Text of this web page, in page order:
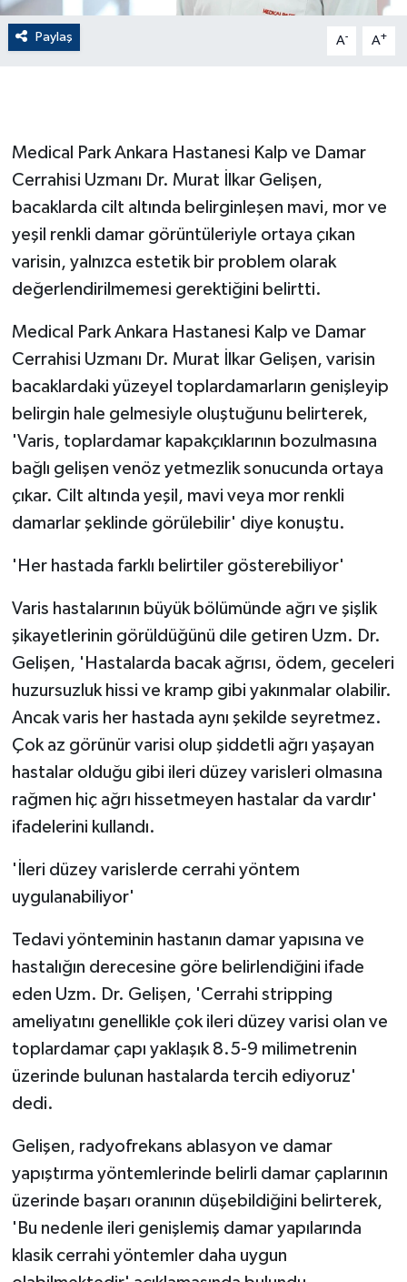
Paylaş A- A+
Medical Park Ankara Hastanesi Kalp ve Damar
Cerrahisi Uzmanı Dr. Murat İlkar Gelişen,
bacaklarda cilt altında belirginleşen mavi, mor ve
yeşil renkli damar görüntüleriyle ortaya çıkan
varisin, yalnızca estetik bir problem olarak
değerlendirilmemesi gerektiğini belirtti.
Medical Park Ankara Hastanesi Kalp ve Damar
Cerrahisi Uzmanı Dr. Murat İlkar Gelişen, varisin
bacaklardaki yüzeyel toplardamarların genişleyip
belirgin hale gelmesiyle oluştuğunu belirterek,
'Varis, toplardamar kapakçıklarının bozulmasına
bağlı gelişen venöz yetmezlik sonucunda ortaya
çıkar. Cilt altında yeşil, mavi veya mor renkli
damarlar şeklinde görülebilir' diye konuştu.
'Her hastada farklı belirtiler gösterebiliyor'
Varis hastalarının büyük bölümünde ağrı ve şişlik
şikayetlerinin görüldüğünü dile getiren Uzm. Dr.
Gelişen, 'Hastalarda bacak ağrısı, ödem, geceleri
huzursuzluk hissi ve kramp gibi yakınmalar olabilir.
Ancak varis her hastada aynı şekilde seyretmez.
Çok az görünür varisi olup şiddetli ağrı yaşayan
hastalar olduğu gibi ileri düzey varisleri olmasına
rağmen hiç ağrı hissetmeyen hastalar da vardır'
ifadelerini kullandı.
'İleri düzey varislerde cerrahi yöntem
uygulanabiliyor'
Tedavi yönteminin hastanın damar yapısına ve
hastalığın derecesine göre belirlendiğini ifade
eden Uzm. Dr. Gelişen, 'Cerrahi stripping
ameliyatını genellikle çok ileri düzey varisi olan ve
toplardamar çapı yaklaşık 8.5-9 milimetrenin
üzerinde bulunan hastalarda tercih ediyoruz'
dedi.
Gelişen, radyofrekans ablasyon ve damar
yapıştırma yöntemlerinde belirli damar çaplarının
üzerinde başarı oranının düşebildiğini belirterek,
'Bu nedenle ileri genişlemiş damar yapılarında
klasik cerrahi yöntemler daha uygun
Flaş Haber
Gayrimenkul
GÜNDEM
HABERDE İNSAN
İNSAN
İş Dünyası
Jandarma
Kadın
KÜLTÜR SANAT
MAGAZİN
Otomobil
POLİTİKA
Sağlık
SPOR HABERLERİ
TEKNOLOJİ
ÜLKE GÜNDEMİ
YAŞAM
Yerel Haberler